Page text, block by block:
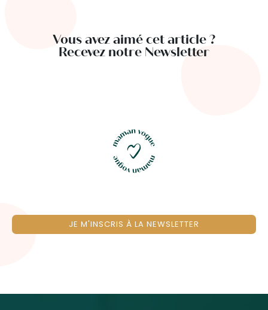
Vous avez aimé cet article ?
Recevez notre Newsletter
JE M'INSCRIS À LA NEWSLETTER